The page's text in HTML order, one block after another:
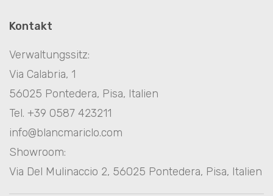
Kontakt
Verwaltungssitz:
Via Calabria, 1
56025 Pontedera, Pisa, Italien
Tel. +39 0587 423211
info@blancmariclo.com
Showroom:
Via Del Mulinaccio 2, 56025 Pontedera, Pisa, Italien